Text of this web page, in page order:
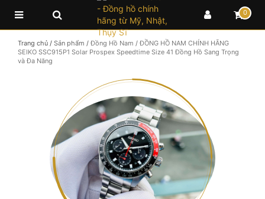
0
Trang chủ / Sản phẩm / Đồng Hồ Nam / ĐỒNG HỒ NAM CHÍNH HÃNG
SEIKO SSC915P1 Solar Prospex Speedtime Size 41 Đồng Hồ Sang Trọng
và Đa Năng